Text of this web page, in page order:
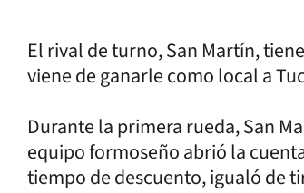
El rival de turno, San Martín,
viene de ganarle como local a
Durante la primera rueda, San
equipo formoseño abrió la
tiempo de descuento, igualó de